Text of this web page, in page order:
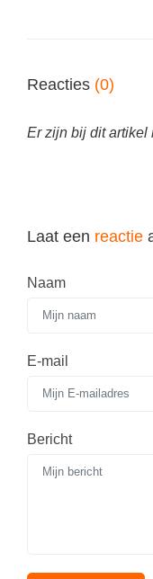
Reacties (0)
Er zijn bij dit artikel
Laat een reactie
Naam
E-mail
Bericht